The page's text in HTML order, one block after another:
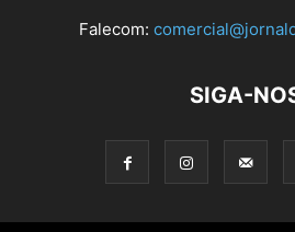
Falecom:
SIGA-